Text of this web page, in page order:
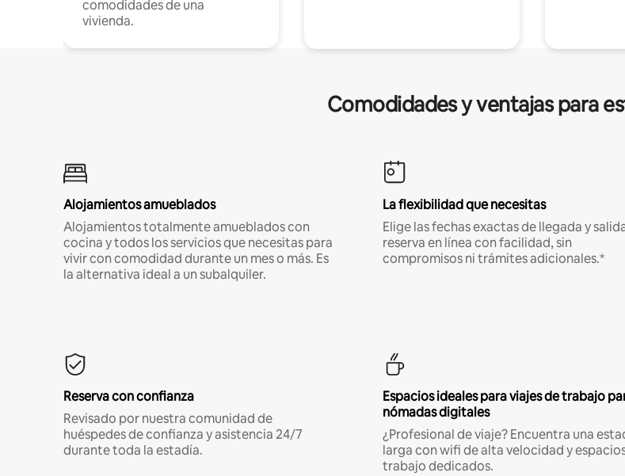
comodidades de una
vivienda.
Comodidades y ventajas para
Alojamientos amueblados
Alojamientos totalmente amueblados con
cocina y todos los servicios que necesitas para
vivir con comodidad durante un mes o más. Es
la alternativa ideal a un subalquiler.
La flexibilidad que necesitas
Elige las fechas exactas de llegada y
reserva en línea con facilidad, sin
compromisos ni trámites adicionales.*
Reserva con confianza
Revisado por nuestra comunidad de
huéspedes de confianza y asistencia 24/7
durante toda la estadía.
Espacios ideales para viajes de trabajo
nómadas digitales
¿Profesional de viaje? Encuentra una
larga con wifi de alta velocidad y
trabajo dedicados.